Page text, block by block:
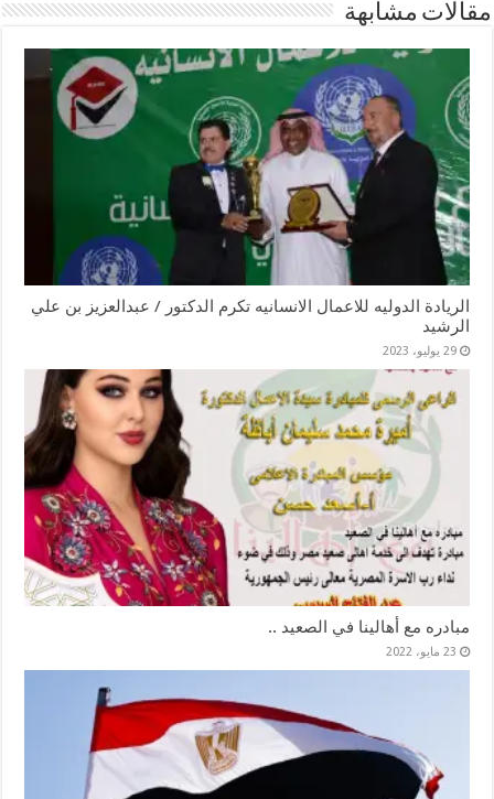
مقالات مشابهة
الريادة الدوليه للاعمال الانسانيه تكرم الدكتور / عبدالعزيز بن علي
الرشيد
29 يوليو، 2023
مبادره مع أهالينا في الصعيد ..
23 مايو، 2022